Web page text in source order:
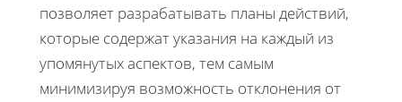
позволяет разрабатывать планы действий,
которые содержат указания на каждый из
упомянутых аспектов, тем самым
минимизируя возможность отклонения от